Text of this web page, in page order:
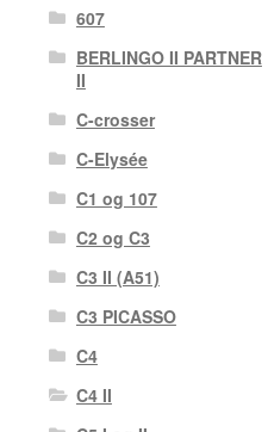
607
BERLINGO II PARTNER
II
C-crosser
C-Elysée
C1 og 107
C2 og C3
C3 II (A51)
C3 PICASSO
C4
C4 II